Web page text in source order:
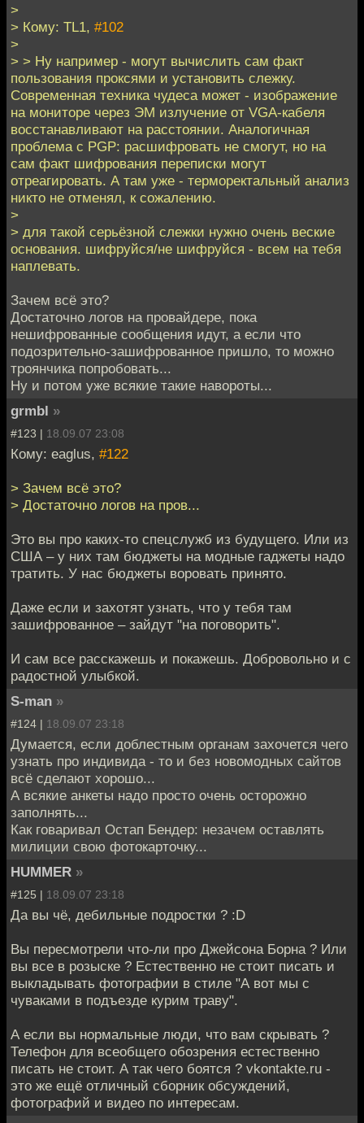
>
> Кому: TL1, #102
>
> > Ну например - могут вычислить сам факт
пользования проксями и установить слежку.
Современная техника чудеса может - изображение
на мониторе через ЭМ излучение от VGA-кабеля
восстанавливают на расстоянии. Аналогичная
проблема с PGP: расшифровать не смогут, но на
сам факт шифрования переписки могут
отреагировать. А там уже - терморектальный анализ
никто не отменял, к сожалению.
>
> для такой серьёзной слежки нужно очень веские
основания. шифруйся/не шифруйся - всем на тебя
наплевать.
Зачем всё это?
Достаточно логов на провайдере, пока
нешифрованные сообщения идут, а если что
подозрительно-зашифрованное пришло, то можно
троянчика попробовать...
Ну и потом уже всякие такие навороты...
grmbl »
#123 | 18.09.07 23:08
Кому: eaglus, #122
> Зачем всё это?
> Достаточно логов на пров...
Это вы про каких-то спецслужб из будущего. Или из
США – у них там бюджеты на модные гаджеты надо
тратить. У нас бюджеты воровать принято.
Даже если и захотят узнать, что у тебя там
зашифрованное – зайдут "на поговорить".
И сам все расскажешь и покажешь. Добровольно и с
радостной улыбкой.
S-man »
#124 | 18.09.07 23:18
Думается, если доблестным органам захочется чего
узнать про индивида - то и без новомодных сайтов
всё сделают хорошо...
А всякие анкеты надо просто очень осторожно
заполнять...
Как говаривал Остап Бендер: незачем оставлять
милиции свою фотокарточку...
HUMMER »
#125 | 18.09.07 23:18
Да вы чё, дебильные подростки ? :D
Вы пересмотрели что-ли про Джейсона Борна ? Или
вы все в розыске ? Естественно не стоит писать и
выкладывать фотографии в стиле "А вот мы с
чуваками в подъезде курим траву".
А если вы нормальные люди, что вам скрывать ?
Телефон для всеобщего обозрения естественно
писать не стоит. А так чего боятся ? vkontakte.ru -
это же ещё отличный сборник обсуждений,
фотографий и видео по интересам.